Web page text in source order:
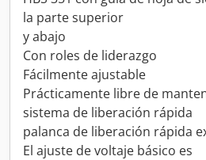
la parte superior
y abajo
Con roles de liderazgo
Fácilmente ajustable
Prácticamente libre de
sistema de liberación rápida
palanca de liberación rápida
El ajuste de voltaje básico es